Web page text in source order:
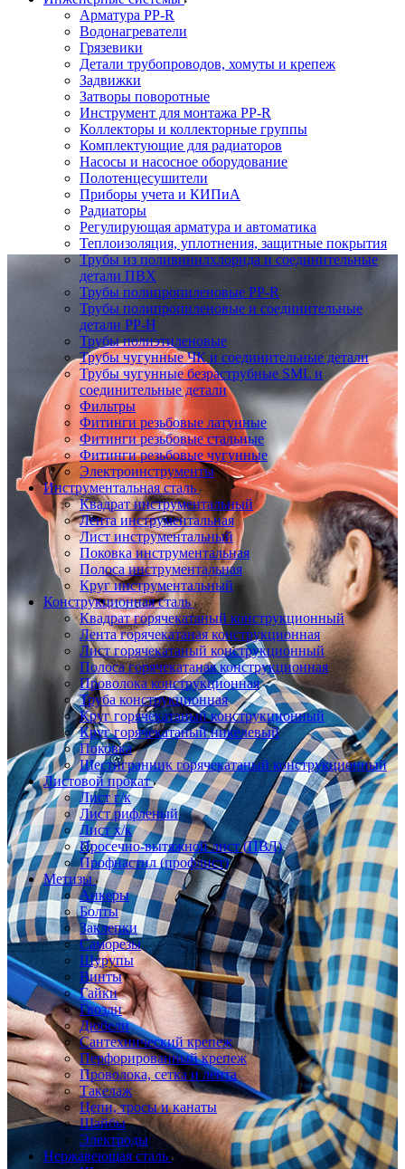
Арматура PP-R
Водонагреватели
Грязевики
Детали трубопроводов, хомуты и крепеж
Задвижки
Затворы поворотные
Инструмент для монтажа PP-R
Коллекторы и коллекторные группы
Комплектующие для радиаторов
Насосы и насосное оборудование
Полотенцесушители
Приборы учета и КИПиА
Радиаторы
Регулирующая арматура и автоматика
Теплоизоляция, уплотнения, защитные покрытия
Трубы из поливинилхлорида и соединительные
детали ПВХ
Трубы полипропиленовые PP-R
Трубы полипропиленовые и соединительные
детали PP-H
Трубы полиэтиленовые
Трубы чугунные ЧК и соединительные детали
Трубы чугунные безраструбные SML и
соединительные детали
Фильтры
Фитинги резьбовые латунные
Фитинги резьбовые стальные
Фитинги резьбовые чугунные
Электроинструменты
Инструментальная сталь
Квадрат инструментальный
Лента инструментальная
Лист инструментальный
Поковка инструментальная
Полоса инструментальная
Круг инструментальный
Конструкционная сталь
Квадрат горячекатаный конструкционный
Лента горячекатаная конструкционная
Лист горячекатаный конструкционный
Полоса горячекатаная конструкционная
Проволока конструкционная
Труба конструкционная
Круг горячекатаный конструкционный
Круг горячекатаный никелевый
Поковка
Шестигранник горячекатаный конструкционный
Листовой прокат
Лист г/к
Лист рифленый
Лист х/к
Просечно-вытяжной лист (ПВЛ)
Профнастил (профлист)
Метизы
Анкеры
Болты
Заклепки
Саморезы
Шурупы
Винты
Гайки
Гвозди
Дюбели
Сантехнический крепеж
Перфорированный крепеж
Проволока, сетка и лента
Такелаж
Цепи, тросы и канаты
Шайбы
Электроды
Нержавеющая сталь